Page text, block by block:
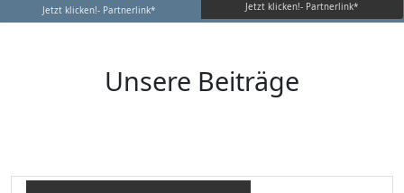
Jetzt klicken!- Partnerlink* Jetzt klicken!- Partnerlink*
Unsere Beiträge